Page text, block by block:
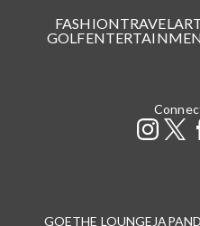
FASHIONTRAVEL
GOLF
GOETHE LOUNGE